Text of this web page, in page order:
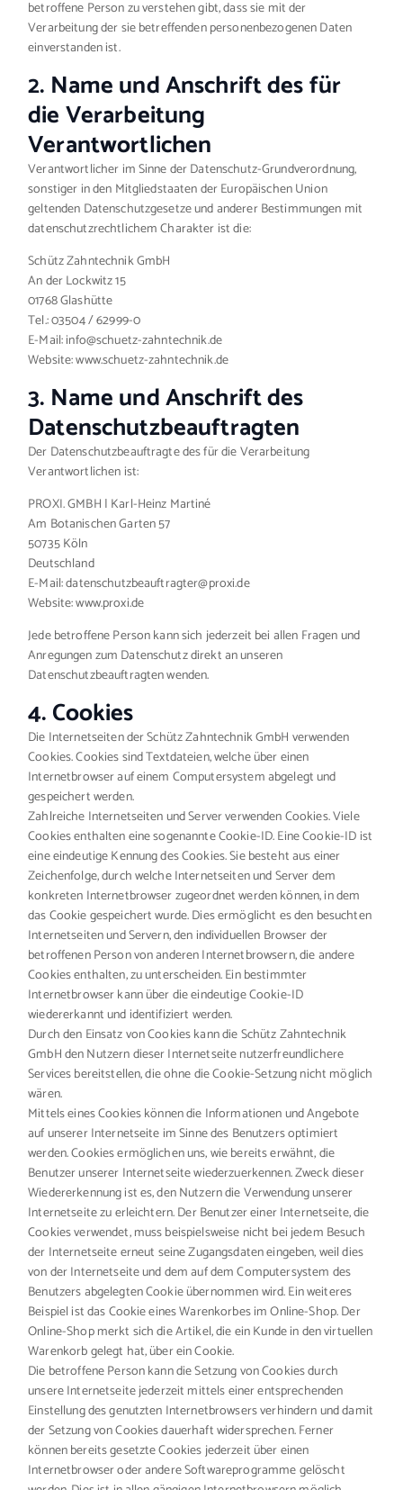
betroffene Person zu verstehen gibt, dass sie mit der
Verarbeitung der sie betreffenden personenbezogenen Daten
einverstanden ist.
2. Name und Anschrift des für
die Verarbeitung
Verantwortlichen
Verantwortlicher im Sinne der Datenschutz-Grundverordnung,
sonstiger in den Mitgliedstaaten der Europäischen Union
geltenden Datenschutzgesetze und anderer Bestimmungen mit
datenschutzrechtlichem Charakter ist die:
Schütz Zahntechnik GmbH
An der Lockwitz 15
01768 Glashütte
Tel.: 03504 / 62999-0
E-Mail: info@schuetz-zahntechnik.de
Website: www.schuetz-zahntechnik.de
3. Name und Anschrift des
Datenschutzbeauftragten
Der Datenschutzbeauftragte des für die Verarbeitung
Verantwortlichen ist:
PROXI. GMBH | Karl-Heinz Martiné
Am Botanischen Garten 57
50735 Köln
Deutschland
E-Mail: datenschutzbeauftragter@proxi.de
Website: www.proxi.de
Jede betroffene Person kann sich jederzeit bei allen Fragen und
Anregungen zum Datenschutz direkt an unseren
Datenschutzbeauftragten wenden.
4. Cookies
Die Internetseiten der Schütz Zahntechnik GmbH verwenden
Cookies. Cookies sind Textdateien, welche über einen
Internetbrowser auf einem Computersystem abgelegt und
gespeichert werden.
Zahlreiche Internetseiten und Server verwenden Cookies. Viele
Cookies enthalten eine sogenannte Cookie-ID. Eine Cookie-ID ist
eine eindeutige Kennung des Cookies. Sie besteht aus einer
Zeichenfolge, durch welche Internetseiten und Server dem
konkreten Internetbrowser zugeordnet werden können, in dem
das Cookie gespeichert wurde. Dies ermöglicht es den besuchten
Internetseiten und Servern, den individuellen Browser der
betroffenen Person von anderen Internetbrowsern, die andere
Cookies enthalten, zu unterscheiden. Ein bestimmter
Internetbrowser kann über die eindeutige Cookie-ID
wiedererkannt und identifiziert werden.
Durch den Einsatz von Cookies kann die Schütz Zahntechnik
GmbH den Nutzern dieser Internetseite nutzerfreundlichere
Services bereitstellen, die ohne die Cookie-Setzung nicht möglich
wären.
Mittels eines Cookies können die Informationen und Angebote
auf unserer Internetseite im Sinne des Benutzers optimiert
werden. Cookies ermöglichen uns, wie bereits erwähnt, die
Benutzer unserer Internetseite wiederzuerkennen. Zweck dieser
Wiedererkennung ist es, den Nutzern die Verwendung unserer
Internetseite zu erleichtern. Der Benutzer einer Internetseite, die
Cookies verwendet, muss beispielsweise nicht bei jedem Besuch
der Internetseite erneut seine Zugangsdaten eingeben, weil dies
von der Internetseite und dem auf dem Computersystem des
Benutzers abgelegten Cookie übernommen wird. Ein weiteres
Beispiel ist das Cookie eines Warenkorbes im Online-Shop. Der
Online-Shop merkt sich die Artikel, die ein Kunde in den virtuellen
Warenkorb gelegt hat, über ein Cookie.
Die betroffene Person kann die Setzung von Cookies durch
unsere Internetseite jederzeit mittels einer entsprechenden
Einstellung des genutzten Internetbrowsers verhindern und damit
der Setzung von Cookies dauerhaft widersprechen. Ferner
können bereits gesetzte Cookies jederzeit über einen
Internetbrowser oder andere Softwareprogramme gelöscht